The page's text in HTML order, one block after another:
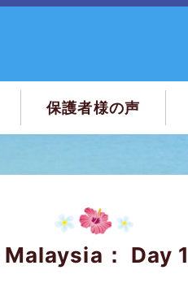
保護者様の声
： Day